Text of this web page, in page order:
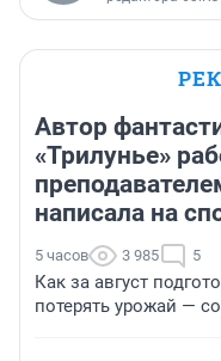
Автор
«Трилунье»
написала на
5 часов 3 985 5
Как за август
потерять урожай —